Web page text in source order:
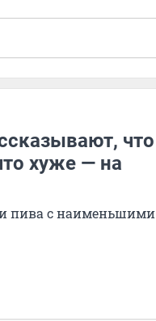
что
хуже — на
пива с наименьшими